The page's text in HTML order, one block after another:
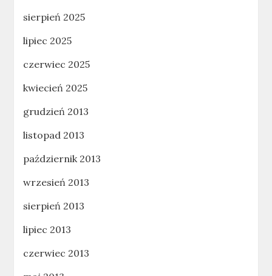
sierpień 2025
lipiec 2025
czerwiec 2025
kwiecień 2025
grudzień 2013
listopad 2013
październik 2013
wrzesień 2013
sierpień 2013
lipiec 2013
czerwiec 2013